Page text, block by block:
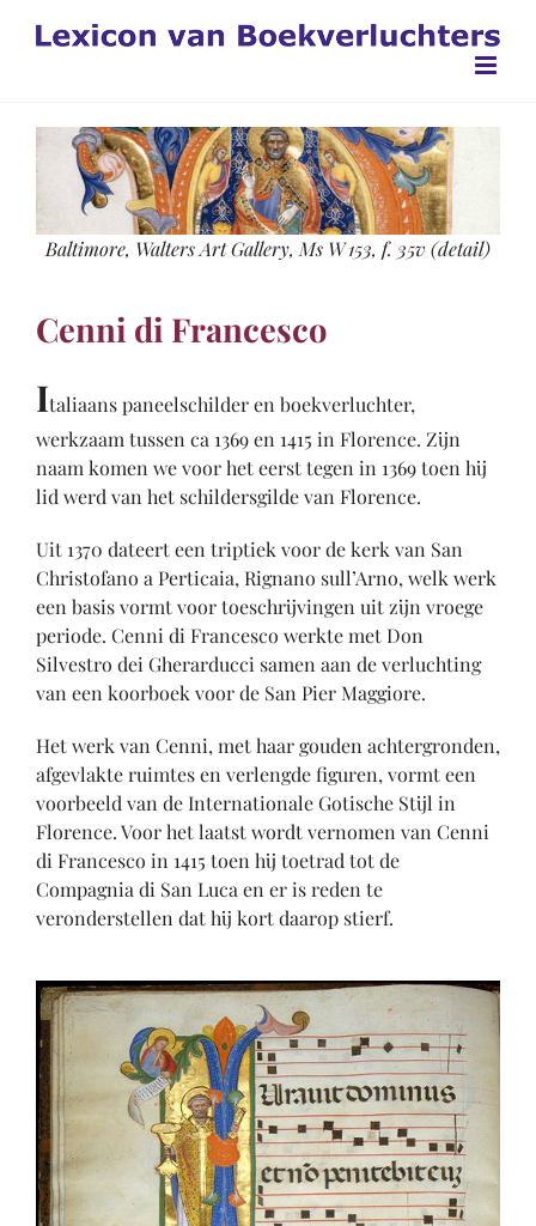
naar
Baltimore, Walters Art Gallery, Ms W 153, f. 35v (detail)
Cenni di Francesco
Italiaans paneelschilder en boekverluchter,
werkzaam tussen ca 1369 en 1415 in Florence. Zijn
naam komen we voor het eerst tegen in 1369 toen hij
lid werd van het schildersgilde van Florence.
Uit 1370 dateert een triptiek voor de kerk van San
Christofano a Perticaia, Rignano sull’Arno, welk werk
een basis vormt voor toeschrijvingen uit zijn vroege
periode. Cenni di Francesco werkte met Don
Silvestro dei Gherarducci samen aan de verluchting
van een koorboek voor de San Pier Maggiore.
Het werk van Cenni, met haar gouden achtergronden,
afgevlakte ruimtes en verlengde figuren, vormt een
voorbeeld van de Internationale Gotische Stijl in
Florence. Voor het laatst wordt vernomen van Cenni
di Francesco in 1415 toen hij toetrad tot de
Compagnia di San Luca en er is reden te
veronderstellen dat hij kort daarop stierf.